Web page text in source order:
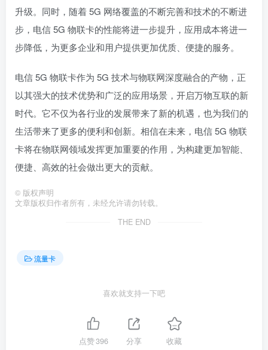
升级。同时，随着 5G 网络覆盖的不断完善和技术的不断进
步，电信 5G 物联卡的性能将进一步提升，应用成本将进一
步降低，为更多企业和用户提供更加优质、便捷的服务。
电信 5G 物联卡作为 5G 技术与物联网深度融合的产物，正
以其强大的技术优势和广泛的应用场景，开启万物互联的新
时代。它不仅为各行业的发展带来了新的机遇，也为我们的
生活带来了更多的便利和创新。相信在未来，电信 5G 物联
卡将在物联网领域发挥更加重要的作用，为构建更加智能、
便捷、高效的社会做出更大的贡献。
© 版权声明
文章版权归作者所有，未经允许请勿转载。
THE END
流量卡
喜欢就支持一下吧
点赞396 分享 收藏